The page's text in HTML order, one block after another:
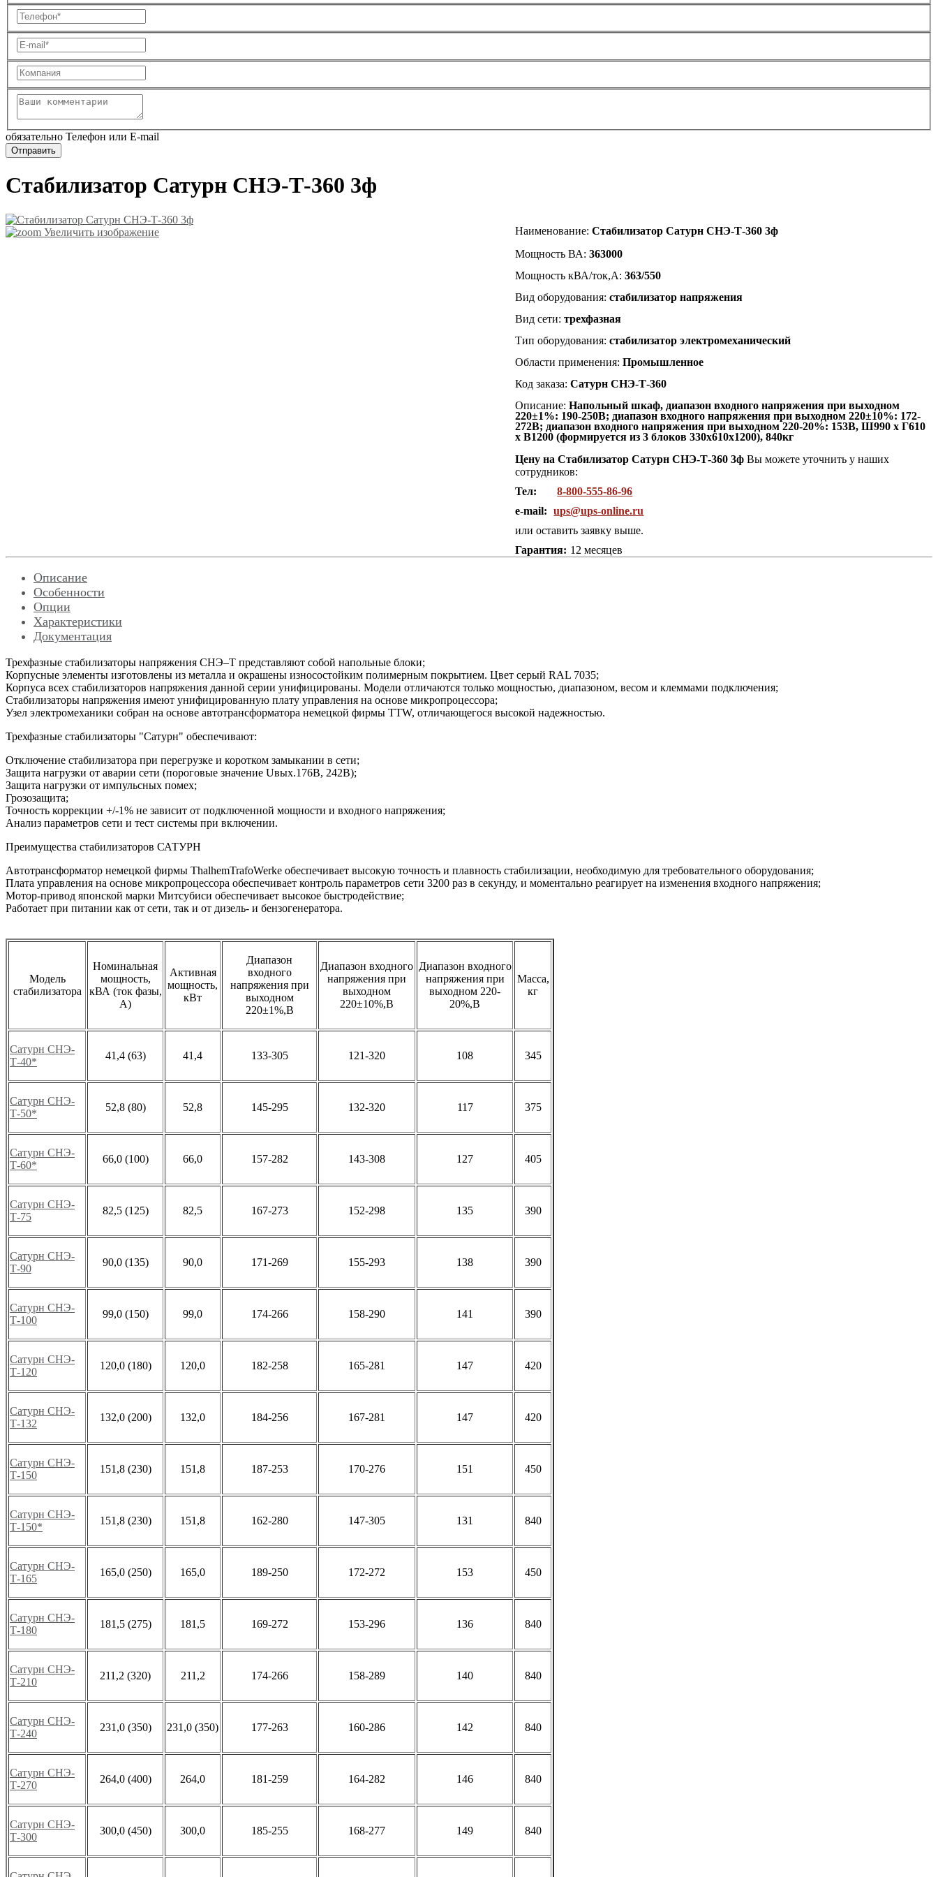
обязательно Телефон или E-mail
Стабилизатор Сатурн СНЭ-Т-360 3ф
Увеличить изображение Наименование:Стабилизатор Сатурн СНЭ-Т-360 3ф
Мощность ВА: 363000
Мощность кВА/ток,А:363/550
Вид оборудования:стабилизатор напряжения
Вид сети: трехфазная
Тип оборудования:стабилизатор электромеханический
Области применения:Промышленное
Код заказа:Сатурн СНЭ-Т-360
Описание:Напольныйшкаф, диапазон входного напряжения при выходном
220±1%: 190-250В; диапазон входного напряжения при выходном 220±10%: 172-
272В; диапазон входного напряжения при выходном 220-20%: 153В, Ш990 x Г610
x В1200 (формируется из 3 блоков 330х610х1200), 840кг
Цену на Стабилизатор Сатурн СНЭ-Т-360 3фВы можете уточнить у наших
сотрудников:
Тел:
8-800-555-86-96
e-mail:
ups@ups-online.ru
или оставить заявку выше.
Гарантия: 12 месяцев
Описание
Особенности
Опции
Характеристики
Документация
Трехфазные стабилизаторы напряжения СНЭ–Т представляют собой напольные блоки;
Корпусные элементы изготовлены из металла и окрашены износостойким полимерным покрытием. Цвет серый RAL 7035;
Корпуса всех стабилизаторов напряжения данной серии унифицированы. Модели отличаются только мощностью, диапазоном, весом и клеммами подключения;
Стабилизаторы напряжения имеют унифицированную плату управления на основе микропроцессора;
Узел электромеханики собран на основе автотрансформатора немецкой фирмы TTW, отличающегося высокой надежностью.
Трехфазные стабилизаторы "Сатурн" обеспечивают:
Отключение стабилизатора при перегрузке и коротком замыкании в сети;
Защита нагрузки от аварии сети (пороговые значение Uвых.176В, 242В);
Защита нагрузки от импульсных помех;
Грозозащита;
Точность коррекции +/-1% не зависит от подключенной мощности и входного напряжения;
Анализ параметров сети и тест системы при включении.
Преимущества стабилизаторов САТУРН
Автотрансформатор немецкой фирмы ThalhemTrafoWerke обеспечивает высокую точность и плавность стабилизации, необходимую для требовательного оборудования;
Плата управления на основе микропроцессора обеспечивает контроль параметров сети 3200 раз в секунду, и моментально реагирует на изменения входного напряжения;
Мотор-привод японской марки Митсубиси обеспечивает высокое быстродействие;
Работает при питании как от сети, так и от дизель- и бензогенератора.
Модель
стабилизатора
Номинальная
мощность,
кВА (ток фазы,
А)
Активная
мощность,
кВт
Диапазон
входного
напряжения при
выходном
220±1%,В
Диапазон входного
напряжения при
выходном
220±10%,В
Диапазон входного
напряжения при
выходном 220-
20%,В
Масса,
кг
Сатурн СНЭ-
Т-40*
41,4 (63) 41,4 133-305 121-320 108 345
Сатурн СНЭ-
Т-50*
52,8 (80) 52,8 145-295 132-320 117 375
Сатурн СНЭ-
Т-60*
66,0 (100) 66,0 157-282 143-308 127 405
Сатурн СНЭ-
Т-75
82,5 (125) 82,5 167-273 152-298 135 390
Сатурн СНЭ-
Т-90
90,0 (135) 90,0 171-269 155-293 138 390
Сатурн СНЭ-
Т-100
99,0 (150) 99,0 174-266 158-290 141 390
Сатурн СНЭ-
Т-120
120,0 (180) 120,0 182-258 165-281 147 420
Сатурн СНЭ-
Т-132
132,0 (200) 132,0 184-256 167-281 147 420
Сатурн СНЭ-
Т-150
151,8 (230) 151,8 187-253 170-276 151 450
Сатурн СНЭ-
Т-150*
151,8 (230) 151,8 162-280 147-305 131 840
Сатурн СНЭ-
Т-165
165,0 (250) 165,0 189-250 172-272 153 450
Сатурн СНЭ-
Т-180
181,5 (275) 181,5 169-272 153-296 136 840
Сатурн СНЭ-
Т-210
211,2 (320) 211,2 174-266 158-289 140 840
Сатурн СНЭ-
Т-240
231,0 (350) 231,0 (350) 177-263 160-286 142 840
Сатурн СНЭ-
Т-270
264,0 (400) 264,0 181-259 164-282 146 840
Сатурн СНЭ-
Т-300
300,0 (450) 300,0 185-255 168-277 149 840